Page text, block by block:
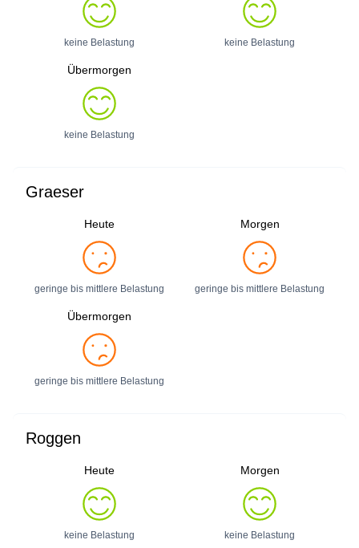
keine Belastung keine Belastung
Übermorgen
keine Belastung
Graeser
Heute
geringe bis mittlere Belastung
Morgen
geringe bis mittlere Belastung
Übermorgen
geringe bis mittlere Belastung
Roggen
Heute
keine Belastung
Morgen
keine Belastung